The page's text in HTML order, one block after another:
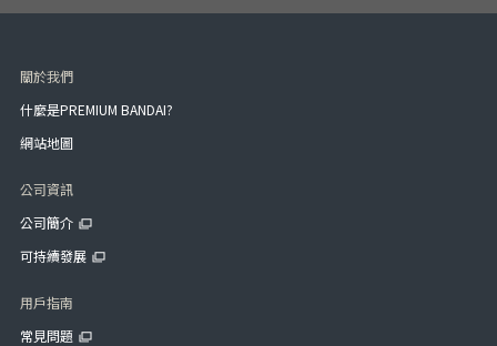
關於我們
什麼是PREMIUM BANDAI?
網站地圖
公司資訊
公司簡介
可持續發展
用戶指南
常見問題